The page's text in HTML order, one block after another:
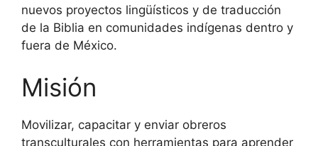
nuevos proyectos lingüísticos y de traducción
de la Biblia en comunidades indígenas dentro y
fuera de México.
Misión
Movilizar, capacitar y enviar obreros
transculturales con herramientas para aprender